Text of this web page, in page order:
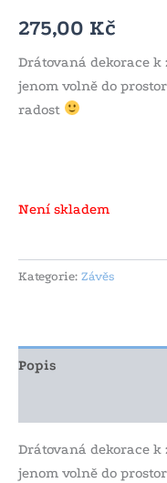
275,00 Kč
Drátovaná dekorace k
jenom volně do
radost
Není skladem
Kategorie: Závěs
Popis
Drátovaná dekorace k
jenom volně do